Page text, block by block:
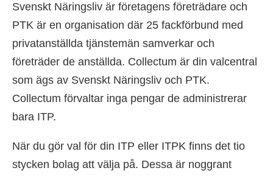
Svenskt Näringsliv är företagens företrädare och
PTK är en organisation där 25 fackförbund med
privatanställda tjänstemän samverkar och
företräder de anställda. Collectum är din valcentral
som ägs av Svenskt Näringsliv och PTK.
Collectum förvaltar inga pengar de administrerar
bara ITP.
När du gör val för din ITP eller ITPK finns det tio
stycken bolag att välja på. Dessa är noggrant